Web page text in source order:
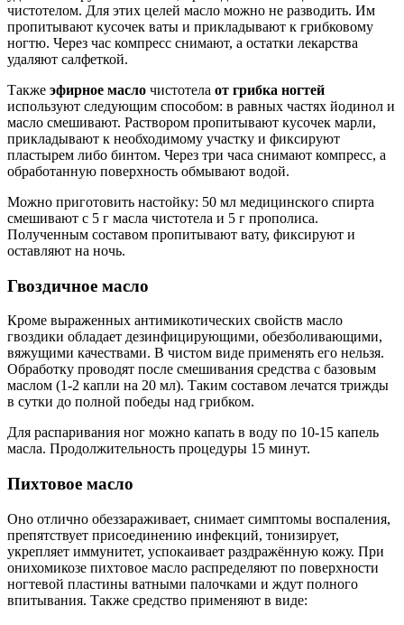
чистотелом. Для этих целей масло можно не разводить. Им
пропитывают кусочек ваты и прикладывают к грибковому
ногтю. Через час компресс снимают, а остатки лекарства
удаляют салфеткой.
Также эфирное масло чистотела от грибка ногтей
используют следующим способом: в равных частях йодинол и
масло смешивают. Раствором пропитывают кусочек марли,
прикладывают к необходимому участку и фиксируют
пластырем либо бинтом. Через три часа снимают компресс, а
обработанную поверхность обмывают водой.
Можно приготовить настойку: 50 мл медицинского спирта
смешивают с 5 г масла чистотела и 5 г прополиса.
Полученным составом пропитывают вату, фиксируют и
оставляют на ночь.
Гвоздичное масло
Кроме выраженных антимикотических свойств масло
гвоздики обладает дезинфицирующими, обезболивающими,
вяжущими качествами. В чистом виде применять его нельзя.
Обработку проводят после смешивания средства с базовым
маслом (1-2 капли на 20 мл). Таким составом лечатся трижды
в сутки до полной победы над грибком.
Для распаривания ног можно капать в воду по 10-15 капель
масла. Продолжительность процедуры 15 минут.
Пихтовое масло
Оно отлично обеззараживает, снимает симптомы воспаления,
препятствует присоединению инфекций, тонизирует,
укрепляет иммунитет, успокаивает раздражённую кожу. При
онихомикозе пихтовое масло распределяют по поверхности
ногтевой пластины ватными палочками и ждут полного
впитывания. Также средство применяют в виде: